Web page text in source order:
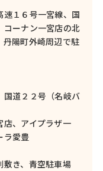
速１６号一宮線、国
コーナン一宮店の北
陽町外崎周辺で駐
国道２２号（名岐バ
店、アイプラザ一
ラ愛豊
敷き、青空駐車場